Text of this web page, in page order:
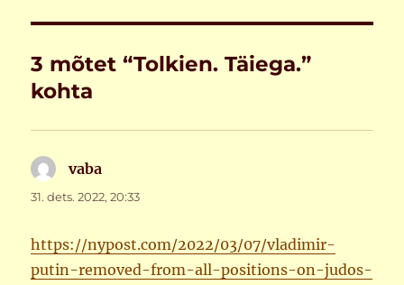
3 mõtet “Tolkien. Täiega.”
kohta
vaba
31. dets. 2022, 20:33
https://nypost.com/2022/03/07/vladimir-
putin-removed-from-all-positions-on-judos-